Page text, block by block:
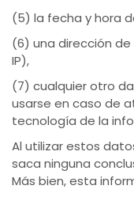
(5) la fecha y hora
(6) una dirección
IP),
(7) cualquier otro
usarse en caso de
tecnología de la
Al utilizar estos
saca ninguna
Más bien, esta